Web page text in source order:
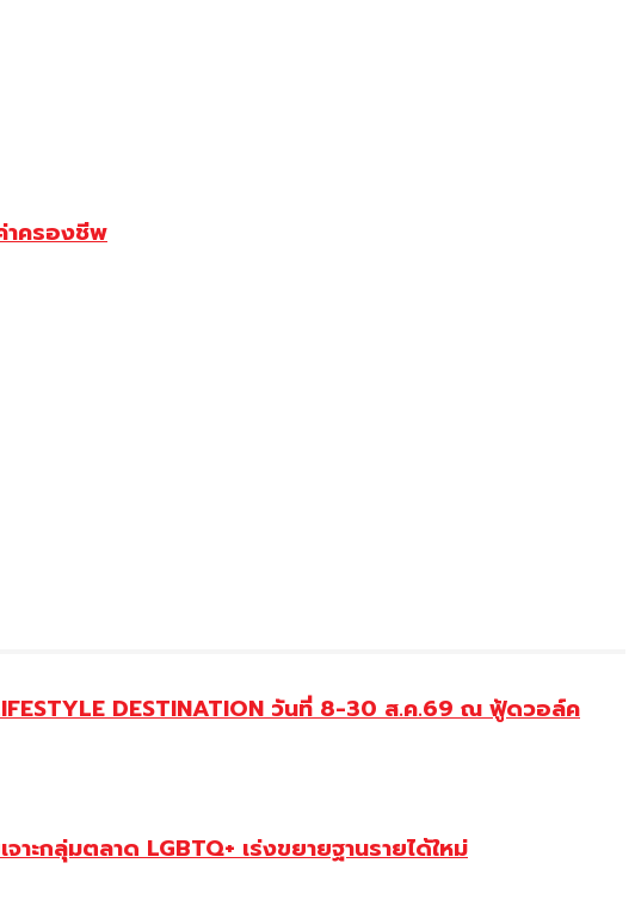
าครองชีพ
DESTINATION วันที่ 8-30 ส.ค.69 ณ ฟู้ดวอล์ค
ะกลุ่มตลาด LGBTQ+ เร่งขยายฐานรายได้ใหม่